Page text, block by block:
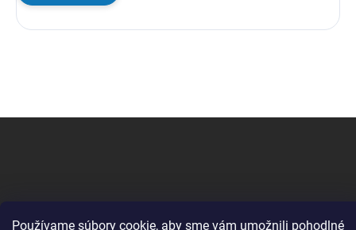
Používame súbory cookie, aby sme vám umožnili pohodlné